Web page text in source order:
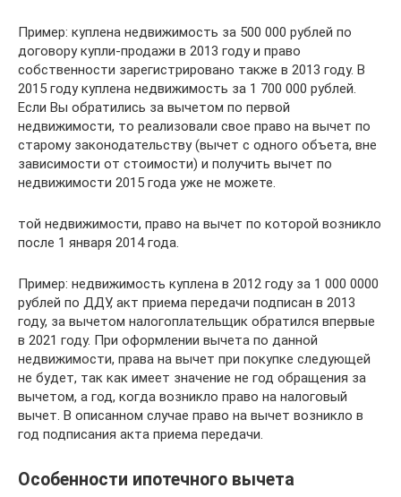
Пример: куплена недвижимость за 500 000 рублей по
договору купли-продажи в 2013 году и право
собственности зарегистрировано также в 2013 году. В
2015 году куплена недвижимость за 1 700 000 рублей.
Если Вы обратились за вычетом по первой
недвижимости, то реализовали свое право на вычет по
старому законодательству (вычет с одного объета, вне
зависимости от стоимости) и получить вычет по
недвижимости 2015 года уже не можете.
той недвижимости, право на вычет по которой возникло
после 1 января 2014 года.
Пример: недвижимость куплена в 2012 году за 1 000 0000
рублей по ДДУ, акт приема передачи подписан в 2013
году, за вычетом налогоплательщик обратился впервые
в 2021 году. При оформлении вычета по данной
недвижимости, права на вычет при покупке следующей
не будет, так как имеет значение не год обращения за
вычетом, а год, когда возникло право на налоговый
вычет. В описанном случае право на вычет возникло в
год подписания акта приема передачи.
Особенности ипотечного вычета